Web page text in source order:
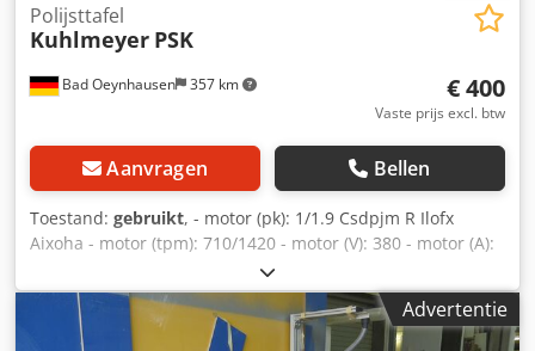
Bad Oeynhausen 357 km
Polijsttafel
Kuhlmeyer PSK
€ 400
Vaste prijs excl. btw
Aanvragen Bellen
Toestand: gebruikt, - motor (pk): 1/1.9 Csdpjm R Ilofx
Aixoha - motor (tpm): 710/1420 - motor (V): 380 - motor (A):
Advertentie